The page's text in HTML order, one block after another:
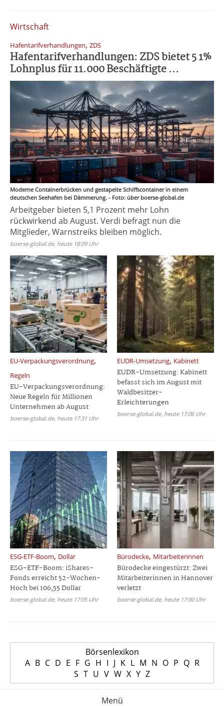
Wirtschaft
Hafentarifverhandlungen, ZDS
Hafentarifverhandlungen: ZDS bietet 5 1%
Lohnplus für 11.000 Beschäftigte ...
Moderne Containerbrücken und gestapelte Schiffscontainer in einem
deutschen Seehafen bei Dämmerung. - Foto: über boerse-global.de
Arbeitgeber bieten 5,1 Prozent mehr Lohn
rückwirkend ab August. Verdi befragt nun die
Mitglieder, Warnstreiks bleiben möglich.
boerse-global.de, heute 18:09 Uhr
EU-Verpackungsverordnung,
Regeln
EU-Verpackungsverordnung:
Neue Regeln für Millionen
Unternehmen ab August
boerse-global.de, heute 17:31 Uhr
EUDR-Umsetzung, Kabinett
EUDR-Umsetzung: Kabinett
befasst sich im August mit
Waldbesitzer-
Erleichterungen
boerse-global.de, heute 17:06 Uhr
ESG-ETF-Boom, Dollar
ESG-ETF-Boom: iShares-
Fonds erreicht 52-Wochen-
Hoch bei 106,55 Dollar
boerse-global.de, heute 17:05 Uhr
Bürodecke, Mitarbeiterinnen
Bürodecke eingestürzt: Zwei
Mitarbeiterinnen in Hannover
verletzt
boerse-global.de, heute 17:00 Uhr
Börsenlexikon
A B C D E F G H I J K L M N O P Q R
S T U V W X Y Z
Menü